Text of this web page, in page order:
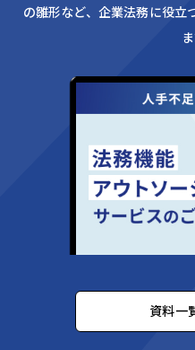
の雛形など、企業法務に役立
資料一